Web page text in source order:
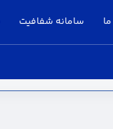
سامانه شفافیت